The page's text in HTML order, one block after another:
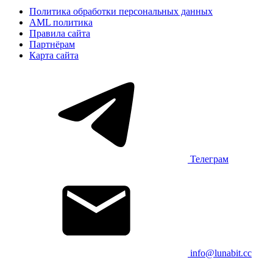
Политика обработки персональных данных
AML политика
Правила сайта
Партнёрам
Карта сайта
Телеграм
info@lunabit.cc